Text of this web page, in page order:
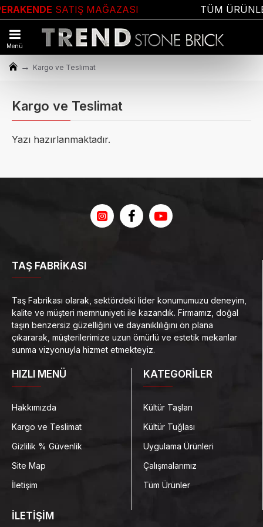
SATIŞ MAĞAZASI TÜM
Kargo ve Teslimat
Kargo ve Teslimat
Yazı hazırlanmaktadır.
TAŞ FABRİKASI
Taş Fabrikası olarak, sektördeki lider konumumuzu deneyim,
kalite ve müşteri memnuniyeti ile kazandık. Firmamız, doğal
taşın benzersiz güzelliğini ve dayanıklılığını ön plana
çıkararak, müşterilerimize uzun ömürlü ve estetik mekanlar
sunma vizyonuyla hizmet etmekteyiz.
HIZLI MENÜ
Hakkımızda
Kargo ve Teslimat
Gizlilik % Güvenlik
Site Map
İletişim
KATEGORİLER
Kültür Taşları
Kültür Tuğlası
Uygulama Ürünleri
Çalışmalarımız
Tüm Ürünler
İLETİŞİM